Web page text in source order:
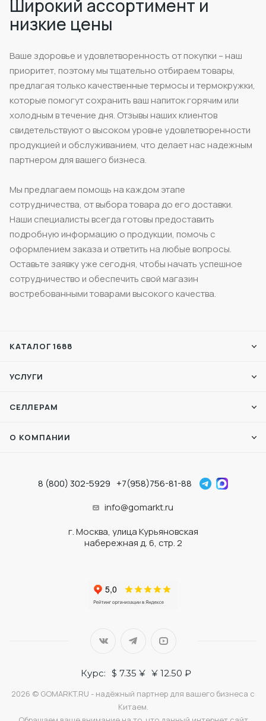
Широкий ассортимент и
низкие цены
Ваше здоровье и удовлетворенность от покупки – наш
приоритет, поэтому мы тщательно отбираем товары,
предлагая только качественные термосы и термокружки,
которые помогут сохранить ваш напиток горячим или
холодным в течение дня. Отзывы наших клиентов
свидетельствуют о высоком уровне удовлетворенности
продукцией и обслуживанием, что делает нас надежным
партнером для вашего бизнеса.
Мы предлагаем помощь на каждом этапе
сотрудничества, от выбора товара до его доставки.
Наши специалисты всегда готовы предоставить
подробную информацию о продукции, помочь с
оформлением заказа и ответить на любые вопросы.
Оставьте заявку уже сегодня, чтобы начать успешное
сотрудничество и обеспечить свой магазин
востребованными товарами высокого качества.
КАТАЛОГ 1688
УСЛУГИ
СЕЛЛЕРАМ
О КОМПАНИИ
8 (800) 302-5929 +7(958)756-81-88
info@gomarkt.ru
г. Москва, улица Курьяновская
набережная д. 6, стр. 2
Курс: $ 7.35 ¥ ¥ 12.50 ₽
2026 © GOMARKT.RU - надёжный партнер для вашего бизнеса с
Китаем.